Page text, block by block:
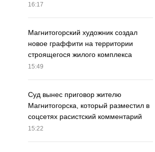
16:17
Магнитогорский художник создал
новое граффити на территории
строящегося жилого комплекса
15:49
Суд вынес приговор жителю
Магнитогорска, который разместил в
соцсетях расистский комментарий
15:22